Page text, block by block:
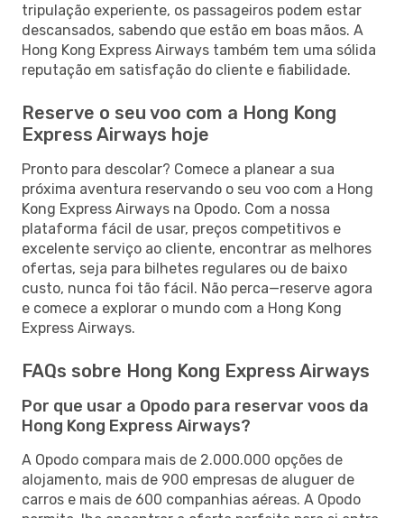
tripulação experiente, os passageiros podem estar
descansados, sabendo que estão em boas mãos. A
Hong Kong Express Airways também tem uma sólida
reputação em satisfação do cliente e fiabilidade.
Reserve o seu voo com a Hong Kong
Express Airways hoje
Pronto para descolar? Comece a planear a sua
próxima aventura reservando o seu voo com a Hong
Kong Express Airways na Opodo. Com a nossa
plataforma fácil de usar, preços competitivos e
excelente serviço ao cliente, encontrar as melhores
ofertas, seja para bilhetes regulares ou de baixo
custo, nunca foi tão fácil. Não perca—reserve agora
e comece a explorar o mundo com a Hong Kong
Express Airways.
FAQs sobre Hong Kong Express Airways
Por que usar a Opodo para reservar voos da
Hong Kong Express Airways?
A Opodo compara mais de 2.000.000 opções de
alojamento, mais de 900 empresas de aluguer de
carros e mais de 600 companhias aéreas. A Opodo